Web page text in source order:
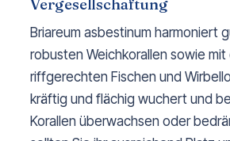
Vergesellschaftung
Briareum asbestinum harmoniert
robusten Weichkorallen sowie
riffgerechten Fischen und
kräftig und flächig wuchert und
Korallen überwachsen oder